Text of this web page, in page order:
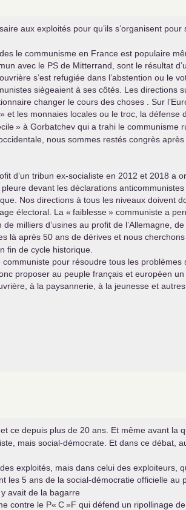
aux exploités pour qu’ils s’organisent
le communisme en France est populaire
avec le PS de Mitterrand, sont le résultat
s’est refugiée dans l’abstention ou le
siègeaient à ses côtés. Les directions
changer le cours des choses . Sur
» et les monnaies locales ou le troc, la défense
» à Gorbatchev qui a trahi le communisme
nous sommes restés congrès
d’un tribun ex-socialiste en 2012 et 2018 a
pleure devant les déclarations
Nos directions à tous les niveaux doivent
électoral. La « faiblesse» communiste a
milliers d’usines au profit de l’Allemagne,
là après 50 ans de dérives et nous
fin de cycle historique.
communiste pour résoudre tous les
proposer au peuple français et européen
à la paysannerie, à la jeunesse et
ce depuis plus de 20 ans. Et même avant
mais social-démocrate. Et dans ce débat,
exploités, mais dans celui des exploiteurs,
les 5 ans de la social-démocratie officielle au
avait de la bagarre
contre le P« C»F qui défend un ripollinage